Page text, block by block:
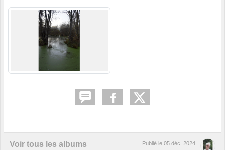
Voir tous les albums
Publié le 05 déc. 2024